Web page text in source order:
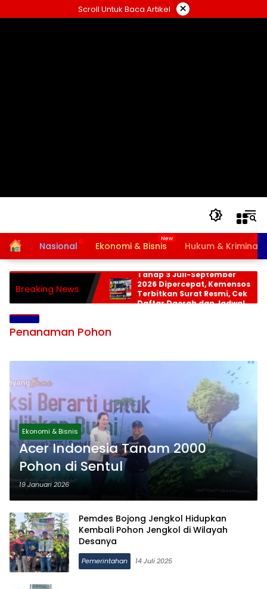
ke
Scroll Untuk Baca Artikel ×
HomeNasional Ekonomi & Bisnis Hukum & Kriminal
Breaking News
Bansos PKH dan BPNT
Tahap 3 Juli-September
2026 Dipercepat, Kemensos
Terbitkan Surat Resmi, Cek
Daftar Daerah dan Jadwal
Penanaman Pohon
Ekonomi & Bisnis
Acer Indonesia Tanam 2000
Pohon di Sentul
19 Januari 2026
Pemdes Bojong Jengkol Hidupkan
Kembali Pohon Jengkol di Wilayah
Desanya
Pemerintahan 14 Juli 2025